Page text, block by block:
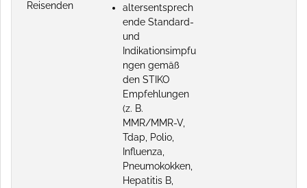
Reisenden
altersentsprech
ende Standard-
und
Indikationsimpfu
ngen gemäß
den STIKO
Empfehlungen
(z. B.
MMR/MMR-V,
Tdap, Polio,
Influenza,
Pneumokokken,
Hepatitis B,